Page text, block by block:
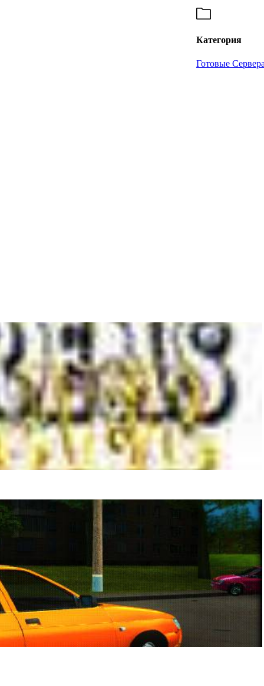
Категория
Готовые